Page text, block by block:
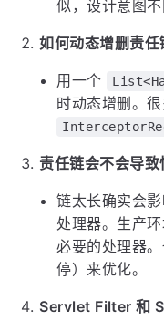
似，设计意图不
如何动态增删责任
用一个
时动态增删。
责任链会不会导致
链太长确实会
处理器。生产
必要的处理器
停）来优化。
Servlet Filter 和